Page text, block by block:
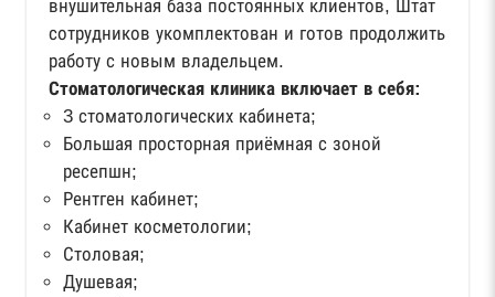
внушительная база постоянных клиентов, Штат
сотрудников укомплектован и готов продолжить
работу с новым владельцем.
Стоматологическая клиника включает в себя:
3 стоматологических кабинета;
Большая просторная приёмная с зоной
ресепшн;
Рентген кабинет;
Кабинет косметологии;
Столовая;
Душевая;